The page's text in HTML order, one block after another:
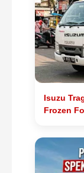
Isuzu
Frozen